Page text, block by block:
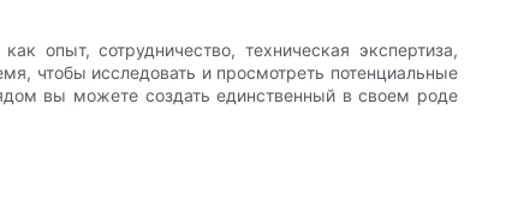
опыт, сотрудничество, техническая экспертиза,
чтобы исследовать и просмотреть потенциальные
вы можете создать единственный в своем роде